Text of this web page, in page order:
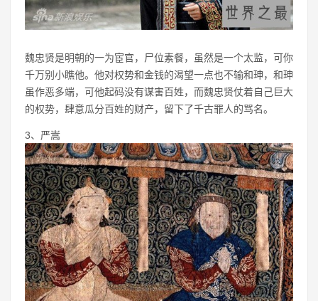
魏忠贤是明朝的一为宦官，尸位素餐，虽然是一个太监，可你
千万别小瞧他。他对权势和金钱的渴望一点也不输和珅，和珅
虽作恶多端，可他起码没有谋害百姓，而魏忠贤仗着自己巨大
的权势，肆意瓜分百姓的财产，留下了千古罪人的骂名。
3、严嵩